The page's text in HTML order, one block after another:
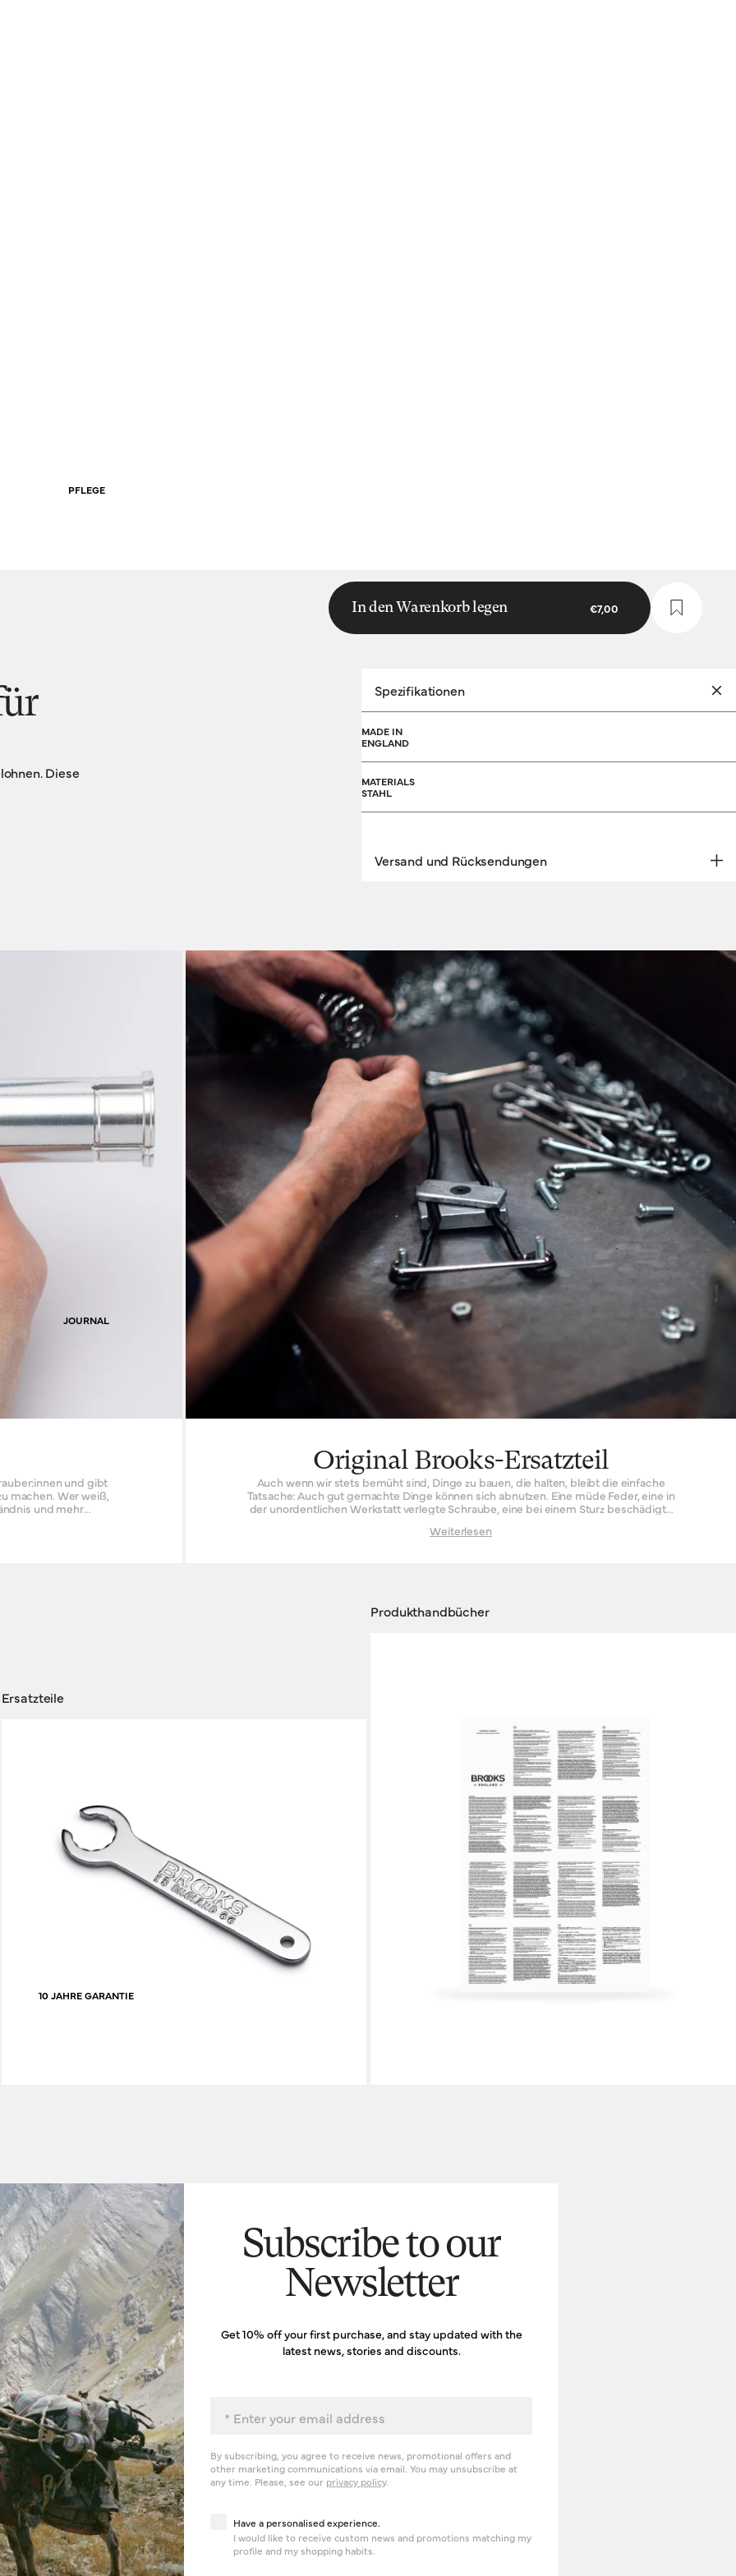
PFLEGE
JOURNAL
10 JAHRE GARANTIE
In den Warenkorb legen €7,00
Diese
Spezifikationen
MADE IN
ENGLAND
MATERIALS
STAHL
Versand und Rücksendungen
und gibt
machen. Wer weiß,
und mehr
Händler.
Original Brooks-Ersatzteil
Auch wenn wir stets bemüht sind, Dinge zu bauen, die halten, bleibt die einfache
Tatsache: Auch gut gemachte Dinge können sich abnutzen. Eine müde Feder, eine in
der unordentlichen Werkstatt verlegte Schraube, eine bei einem Sturz beschädigte
Ihres Brooks-Produkts einmal seinen Geist aufgeben, mag die Versuchung groß
Weiterlesen
Ersatzteile
Produkthandbücher
Subscribe to our
Newsletter
Get 10% off your first purchase, and stay updated with the
latest news, stories and discounts.
By subscribing, you agree to receive news, promotional offers and
other marketing communications via email. You may unsubscribe at
any time. Please, see our privacy policy.
Have a personalised experience
Have a personalised experience.
I would like to receive custom news and promotions matching my
profile and my shopping habits.